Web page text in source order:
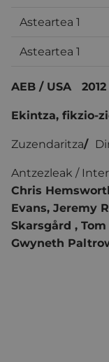
Asteartea 1
Asteartea 1
AEB / USA 2012
Ekintza, fikzio-
Zuzendaritza/
Antzezleak /
Chris
Evans, Jeremy
Skarsgård ,
Gwyneth